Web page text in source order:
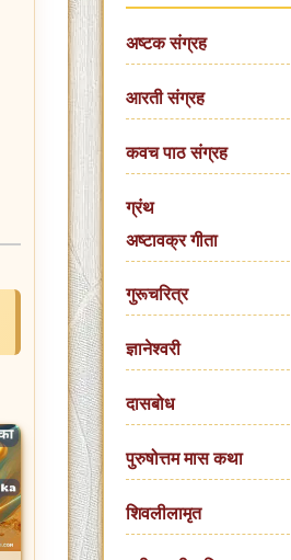
अष्टक संग्रह
आरती संग्रह
कवच पाठ संग्रह
ग्रंथ
अष्टावक्र गीता
गुरूचरित्र
ज्ञानेश्वरी
दासबोध
पुरुषोत्तम मास कथा
शिवलीलामृत